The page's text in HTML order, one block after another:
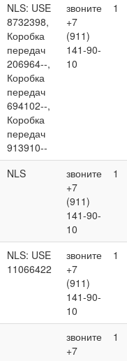
NLS: USE
8732398,
Коробка
передач
206964--,
Коробка
передач
694102--,
Коробка
передач
913910--
звоните
+7
(911)
141-90-
10
1
NLS
звоните
+7
(911)
141-90-
10
1
NLS: USE
11066422
звоните
+7
(911)
141-90-
10
1
звоните
+7
1